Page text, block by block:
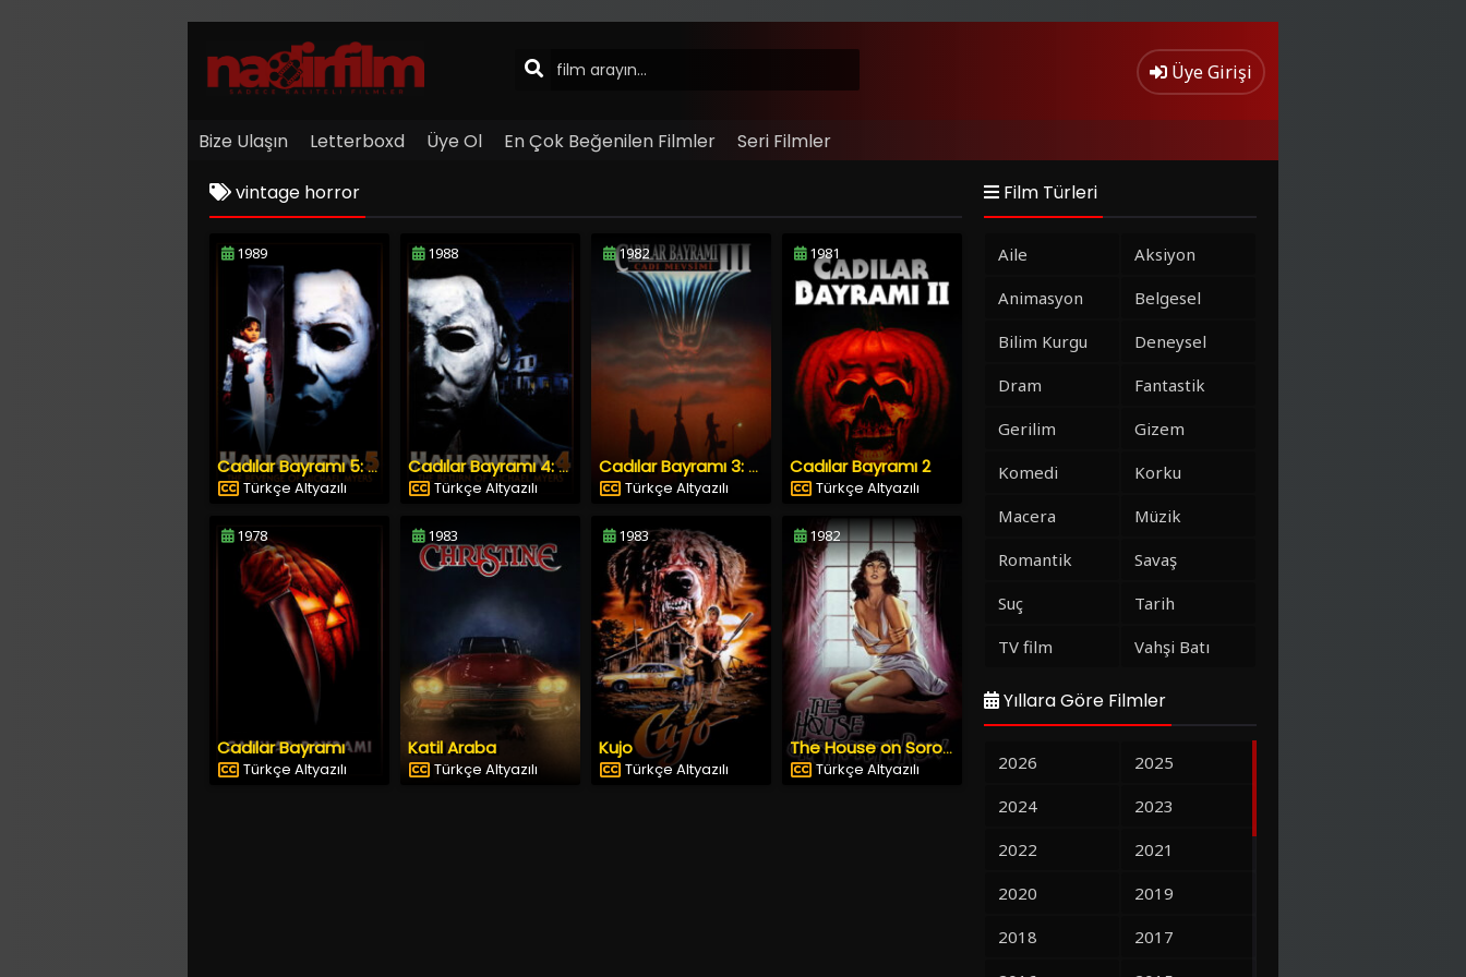
Üye Girişi
Bize Ulaşın Letterboxd Üye Ol En Çok Beğenilen Filmler Seri Filmler
vintage horror
1989
Cadılar Bayramı 5: Michael Myers’ın İntikamı
Türkçe Altyazılı
1988
Cadılar Bayramı 4: Michael Myers’ın Dönüşü
Türkçe Altyazılı
1982
Cadılar Bayramı 3: Cadı Mevsimi
Türkçe Altyazılı
1981
Cadılar Bayramı 2
Türkçe Altyazılı
1978
Cadılar Bayramı
Türkçe Altyazılı
1983
Katil Araba
Türkçe Altyazılı
1983
Kujo
Türkçe Altyazılı
1982
The House on Sorority Row
Türkçe Altyazılı
Film Türleri
Aile
Aksiyon
Animasyon
Belgesel
Bilim Kurgu
Deneysel
Dram
Fantastik
Gerilim
Gizem
Komedi
Korku
Macera
Müzik
Romantik
Savaş
Suç
Tarih
TV film
Vahşi Batı
Yıllara Göre Filmler
2026
2025
2024
2023
2022
2021
2020
2019
2018
2017